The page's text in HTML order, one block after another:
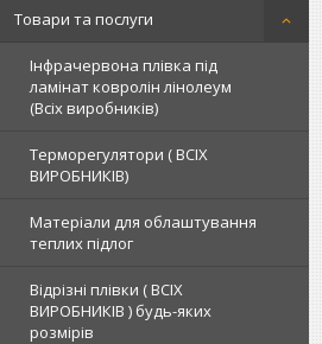
Товари та послуги
Інфрачервона плівка під
ламінат ковролін лінолеум
(Всіх виробників)
Терморегулятори ( ВСІХ
ВИРОБНИКІВ)
Матеріали для облаштування
теплих підлог
Відрізні плівки ( ВСІХ
ВИРОБНИКІВ ) будь-яких
розмірів